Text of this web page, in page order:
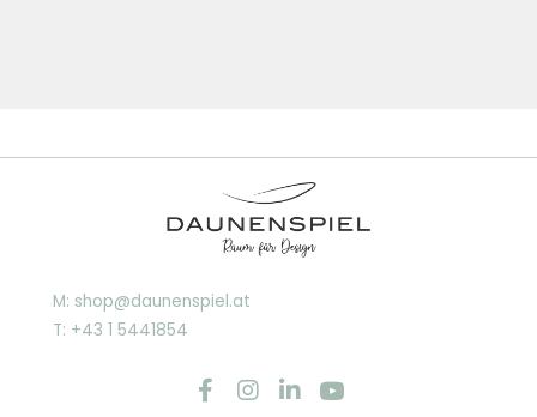
M: shop@daunenspiel.at
T: +43 1 5441854